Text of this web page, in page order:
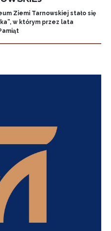
Ziemi Tarnowskiej stało się
w którym przez lata